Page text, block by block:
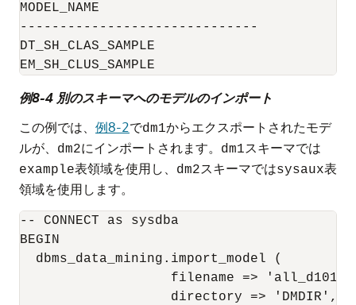
MODEL_NAME
------------------------------
DT_SH_CLAS_SAMPLE
EM_SH_CLUS_SAMPLE
例8-4 別のスキーマへのモデルのインポート
この例では、 例8-2でdm1からエクスポートされたモデ
ルが、
dm2にインポートされます。 dm1スキーマでは
example表領域を使用し、 dm2スキーマではsysaux表
領域を使用します。
-- CONNECT as sysdba
BEGIN
  dbms_data_mining.import_model (
filename =>
                   directory => 'DMDIR',